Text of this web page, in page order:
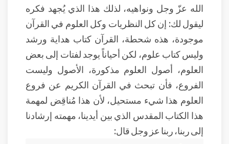
الله عزّ وجل ونواهيه، لذلك هذا الذي يُجهد فكره
ليقول لك: إن كل النظريات وكل العلوم في القرآن
موجودة، هذه شحطة، القرآن كتاب هداية ورشد
وليس كتاب علوم، لكن أحياناً يوجد لفتات إلى بعض
العلوم، أصول العلوم مذكورة، الأصول وليست
الفروع، فأن تبحث في القرآن الكريم عن فروع
العلوم هذا شيء مستحيل، لأن هذا مُناقِض لمهمة
هذا الكتاب المقدس الذي بين أيدينا، مهمته إرشادنا
إلى ربنا، ربنا عز وجل قال: